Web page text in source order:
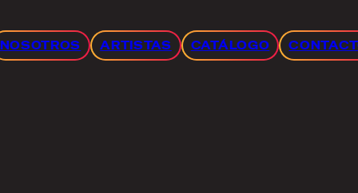
NOSOTROS ARTISTAS CATÁLOGO